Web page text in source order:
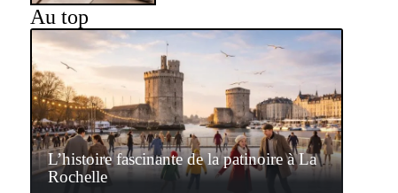
Au top
L’histoire fascinante de la patinoire à La
Rochelle